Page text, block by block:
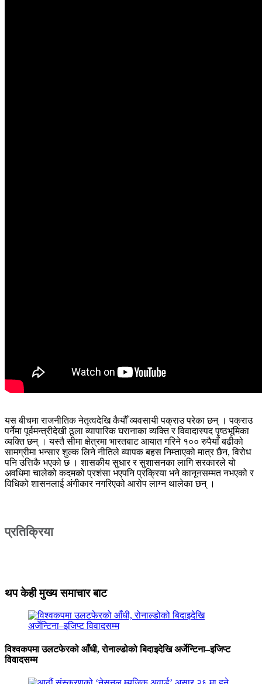
यस बीचमा राजनीतिक नेतृत्वदेखि कैयौँ व्यवसायी पक्राउ परेका छन् । पक्राउ
पर्नेमा पूर्वमन्त्रीदेखी ठूला व्यापारिक घरानाका व्यक्ति र विवादास्पद पृष्ठभूमिका
व्यक्ति छन् । यस्तै सीमा क्षेत्रमा भारतबाट आयात गरिने १०० रुपैयाँ बढीको
सामग्रीमा भन्सार शुल्क लिने नीतिले व्यापक बहस निम्ताएको मात्र छैन, विरोध
पनि उत्तिकै भएको छ । शासकीय सुधार र सुशासनका लागि सरकारले यो
अवधिमा चालेको कदमको प्रशंसा भएपनि प्रक्रिया भने कानूनसम्मत नभएको र
विधिको शासनलाई अंगीकार नगरिएको आरोप लाग्न थालेका छन् ।
प्रतिक्रिया
थप केही मुख्य समाचार बाट
विश्वकपमा उलटफेरको आँधी, रोनाल्डोको बिदाइदेखि अर्जेन्टिना–इजिप्ट
विवादसम्म